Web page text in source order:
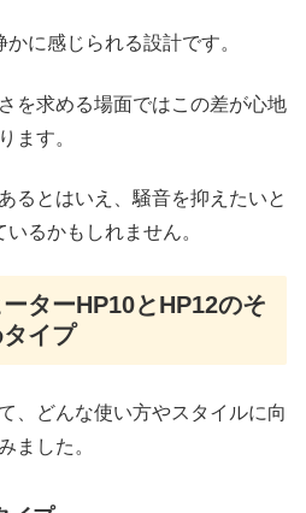
に感じられる設計です。
を求める場面ではこの差が心地
ます。
るとはいえ、騒音を抑えたいと
るかもしれません。
ターHP10とHP12のそ
イプ
、どんな使い方やスタイルに向
ました。